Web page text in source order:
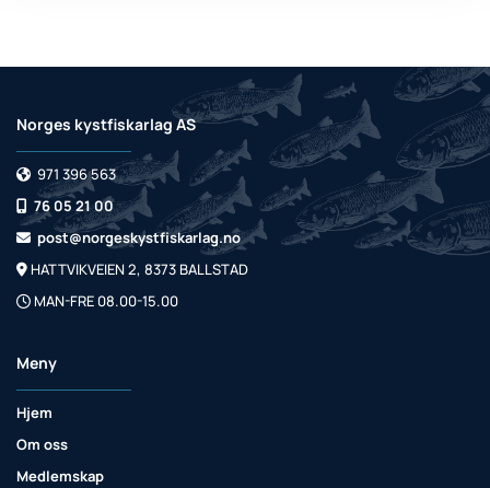
Norges kystfiskarlag AS
 971 396 563
 76 05 21 00
 post@norgeskystfiskarlag.no
 HATTVIKVEIEN 2, 8373 BALLSTAD
 MAN-FRE 08.00-15.00
Meny
Hjem
Om oss
Medlemskap